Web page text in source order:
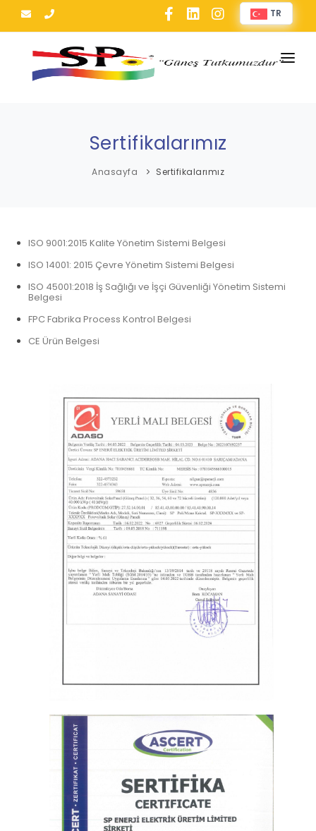
TR
PROJELERİMİZ
BLOG
İLETİŞİM
Sertifikalarımız
Anasayfa Sertifikalarımız
ISO 9001:2015 Kalite Yönetim Sistemi Belgesi
ISO 14001: 2015 Çevre Yönetim Sistemi Belgesi
ISO 45001:2018 İş Sağlığı ve İşçi Güvenliği Yönetim Sistemi
Belgesi
FPC Fabrika Process Kontrol Belgesi
CE Ürün Belgesi